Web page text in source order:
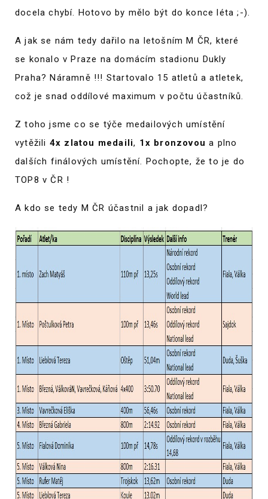
docela chybí. Hotovo by mělo být do konce léta ;-).
A jak se nám tedy dařilo na letošním M ČR, které
se konalo v Praze na domácím stadionu Dukly
Praha? Náramně !!! Startovalo 15 atletů a atletek,
což je snad oddílové maximum v počtu účastníků.
Z toho jsme co se týče medailových umístění
vytěžili 4x zlatou medaili, 1x bronzovoua plno
dalších finálových umístění. Pochopte, že to je do
TOP8 v ČR !
A kdo se tedy M ČR účastnil a jak dopadl?